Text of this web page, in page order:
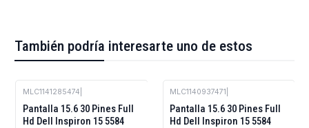
También podría interesarte uno de estos
MLC1141285474
Pantalla 15.6 30 Pines Full
Hd Dell Inspiron 15 5584
MLC1140937471
Pantalla 15.6 30 Pines Full
Hd Dell Inspiron 15 5584